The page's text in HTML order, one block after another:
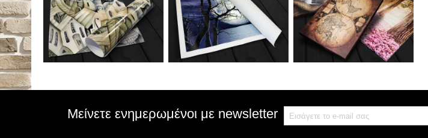
Μείνετε ενημερωμένοι με newsletter